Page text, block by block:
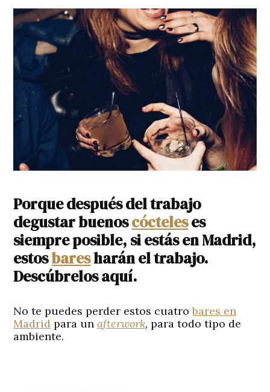
Porque después del trabajo
degustar buenoscócteleses
siempre posible, si estás en Madrid,
estosbaresharán el trabajo.
Descúbrelos aquí.
No te puedes perder estos cuatrobares en
Madrid para unafterwork, para todo tipo de
ambiente.